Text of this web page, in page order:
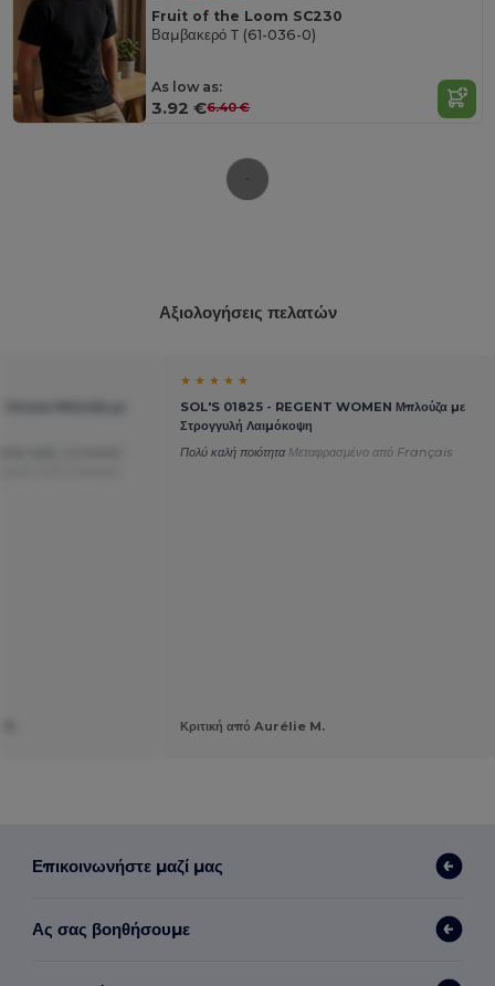
Fruit of the Loom SC230
Βαμβακερό T (61-036-0)
As low as:
3.92 €6.40 €
Αξιολογήσεις πελατών
★ ★ ★ ★ ★
SOL'S 01825 - REGENT WOMEN Μπλούζα με
Στρογγυλή Λαιμόκοψη
Πολύ καλή ποιότητα Μεταφρασμένο από Français
Κριτική από Aurélie M.
Επικοινωνήστε μαζί μας
Ας σας βοηθήσουμε